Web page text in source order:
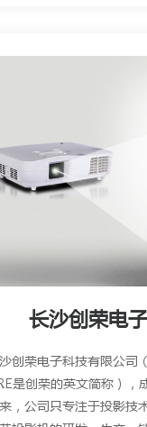
长沙创荣电
创荣电子科技有限公
是创荣的英文简称）
，公司只专注于投影技